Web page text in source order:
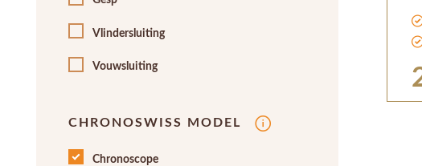
Vlindersluiting
Vouwsluiting
CHRONOSWISS MODEL
Chronoscope